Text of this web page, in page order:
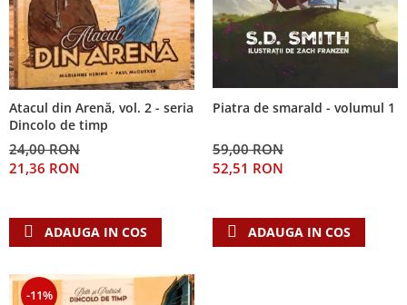
Atacul din Arenă, vol. 2 - seria
Dincolo de timp
24,00 RON
21,36 RON
ADAUGA IN COS
Piatra de smarald - volumul 1
59,00 RON
52,51 RON
ADAUGA IN COS
-11%